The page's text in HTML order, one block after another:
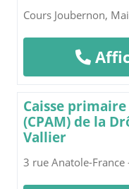
Cours Joubernon,
Caisse
(CPAM) de la
Vallier
3 rue Anatole-